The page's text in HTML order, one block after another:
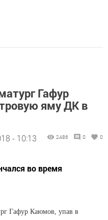
Гафур
яму ДК в
- 10:13 2486 0 0
во время
Гафур Каюмов, упав в